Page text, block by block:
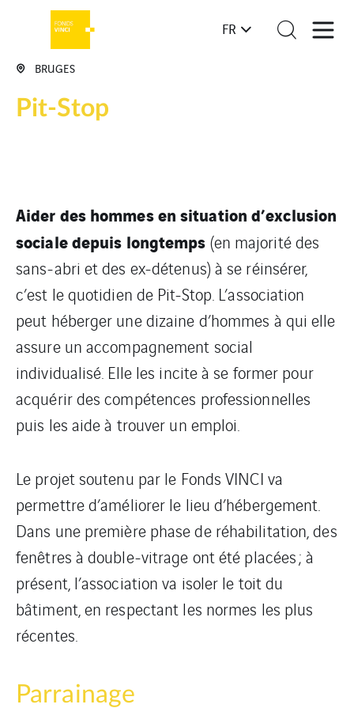
FR
BRUGES
Pit-Stop
Aider des hommes en situation d’exclusion
sociale depuis longtemps (en majorité des
sans-abri et des ex-détenus) à se réinsérer,
c’est le quotidien de Pit-Stop. L’association
peut héberger une dizaine d’hommes à qui elle
assure un accompagnement social
individualisé. Elle les incite à se former pour
acquérir des compétences professionnelles
puis les aide à trouver un emploi.
Le projet soutenu par le Fonds VINCI va
permettre d’améliorer le lieu d’hébergement.
Dans une première phase de réhabilitation, des
fenêtres à double-vitrage ont été placées ; à
présent, l’association va isoler le toit du
bâtiment, en respectant les normes les plus
récentes.
Parrainage